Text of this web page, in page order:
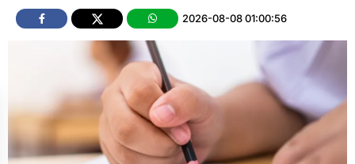
2026-08-08 01:00:56